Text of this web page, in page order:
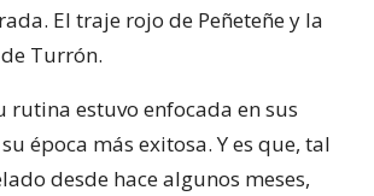
El traje rojo de Peñeteñe y la
Turrón.
rutina estuvo enfocada en sus
época más exitosa. Y es que, tal
desde hace algunos meses,